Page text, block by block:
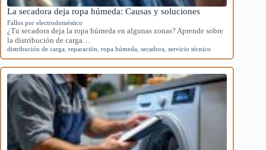
La secadora deja ropa húmeda: Causas y soluciones
Fallos por electrodoméstico
¿Tu secadora deja la ropa húmeda en algunas zonas? Aprende sobre
la distribución de carga…
distribución de carga reparación ropa húmeda secadora servicio técnico